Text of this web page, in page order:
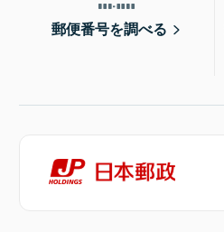
郵便番号を調べる